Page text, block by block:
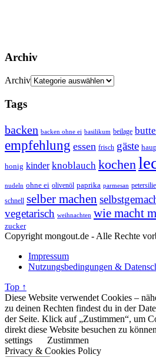
Archiv
Archiv
Tags
backen backen ohne ei basilikum beilage
empfehlung essen frisch gäste
honig kinder knoblauch kochen
nudeln ohne ei olivenöl paprika parmesan petersilie
schnell selber machen
vegetarisch weihnachten wie macht
zucker
Copyright mongout.de - Alle Rechte
Impressum
Nutzungsbedingungen &
Top ↑
Diese Website verwendet Cookies –
zu deinen Rechten findest du in der
der Seite. Klick auf „Zustimmen“, um
direkt diese Website besuchen zu
settings
Zustimmen
Privacy & Cookies Policy